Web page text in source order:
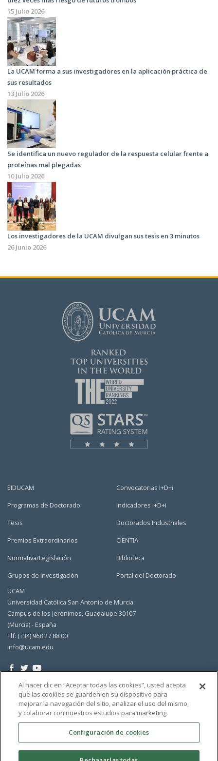
15 Julio 2026
La UCAM forma a sus investigadores en la aplicación práctica de
sus resultados
13 Julio 2026
Se identifica un nuevo regulador de la respuesta celular frente a
proteínas mal plegadas
10 Julio 2026
Los investigadores de la UCAM divulgan sus tesis en 3 minutos
26 Junio 2026
EIDUCAM
Programas de Doctorado
Tesis
Premios Extraordinarios
Normativa/Legislación
Grupos de Investigación
Convocatorias I+D+i
Indicadores I+D+i
Doctorados Industriales
CIENTIA
Biblioteca
Portal del Doctorado
UCAM
Universidad Católica San Antonio de Murcia
Campus de los Jerónimos, Guadalupe 30107
(Murcia) - España
Tlf: (+34) 968 27 88 00
info@ucam.edu
Al hacer clic en “Aceptar todas las cookies”, usted acepta
que las cookies se guarden en su dispositivo para
mejorar la navegación del sitio, analizar el uso del mismo,
y colaborar con nuestros estudios para marketing.
Configuración de cookies